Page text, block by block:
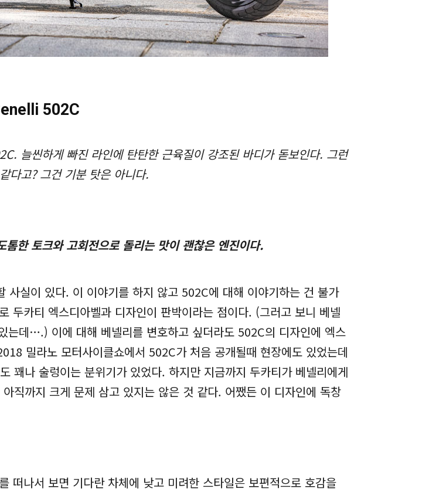
502C
늘씬하게 빠진 라인에 탄탄한 근육질이 강조된 바디가 돋보인다. 그런
다고? 그건 기분 탓은 아니다.
한 토크와 고회전으로 돌리는 맛이 괜찮은 엔진이다.
사실이 있다. 이 이야기를 하지 않고 502C에 대해 이야기하는 건 불가
두카티 엑스디아벨과 디자인이 판박이라는 점이다. (그러고 보니 베넬
데….) 이에 대해 베넬리를 변호하고 싶더라도 502C의 디자인에 엑스
밀라노 모터사이클쇼에서 502C가 처음 공개될때 현장에도 있었는데
꽤나 술렁이는 분위기가 있었다. 하지만 지금까지 두카티가 베넬리에게
직까지 크게 문제 삼고 있지는 않은 것 같다. 어쨌든 이 디자인에 독창
떠나서 보면 기다란 차체에 낮고 미려한 스타일은 보편적으로 호감을